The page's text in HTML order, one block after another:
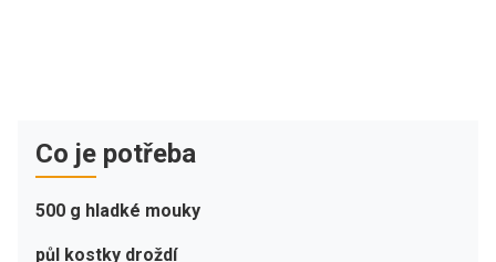
Co je potřeba
500 g hladké mouky
půl kostky droždí